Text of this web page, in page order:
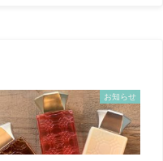
お知らせ